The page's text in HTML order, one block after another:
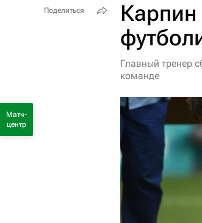
Карпин
Главный тренер
команде
Поделиться
Матч-
центр